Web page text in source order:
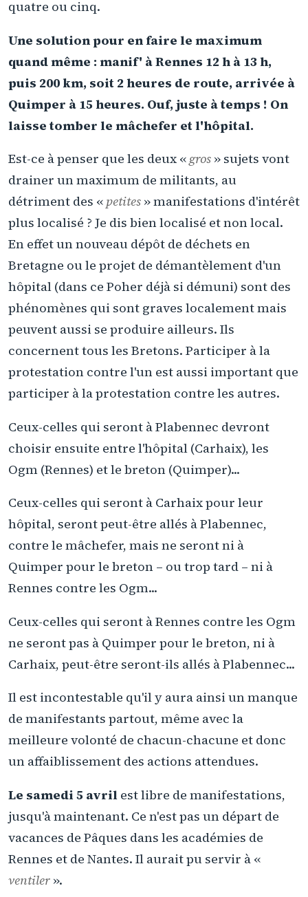
quatre ou cinq.
Une solution pour en faire le maximum
quand même : manif' à Rennes 12 h à 13 h,
puis 200 km, soit 2 heures de route, arrivée à
Quimper à 15 heures. Ouf, juste à temps ! On
laisse tomber le mâchefer et l'hôpital.
Est-ce à penser que les deux «gros » sujets vont
drainer un maximum de militants, au
détriment des « petites » manifestations d'intérêt
plus localisé ? Je dis bien localisé et non local.
En effet un nouveau dépôt de déchets en
Bretagne ou le projet de démantèlement d'un
hôpital (dans ce Poher déjà si démuni) sont des
phénomènes qui sont graves localement mais
peuvent aussi se produire ailleurs. Ils
concernent tous les Bretons. Participer à la
protestation contre l'un est aussi important que
participer à la protestation contre les autres.
Ceux-celles qui seront à Plabennec devront
choisir ensuite entre l'hôpital (Carhaix), les
Ogm (Rennes) et le breton (Quimper)...
Ceux-celles qui seront à Carhaix pour leur
hôpital, seront peut-être allés à Plabennec,
contre le mâchefer, mais ne seront ni à
Quimper pour le breton – ou trop tard – ni à
Rennes contre les Ogm...
Ceux-celles qui seront à Rennes contre les Ogm
ne seront pas à Quimper pour le breton, ni à
Carhaix, peut-être seront-ils allés à Plabennec...
Il est incontestable qu'il y aura ainsi un manque
de manifestants partout, même avec la
meilleure volonté de chacun-chacune et donc
un affaiblissement des actions attendues.
Le samedi 5 avril est libre de manifestations,
jusqu'à maintenant. Ce n'est pas un départ de
vacances de Pâques dans les académies de
Rennes et de Nantes. Il aurait pu servir à «
ventiler ».